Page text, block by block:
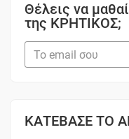
Θέλεις να
της ΚΡΗΤΙΚΟΣ;
ΚΑΤΕΒΑΣΕ ΤΟ